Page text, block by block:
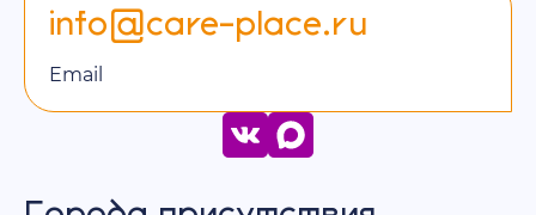
info@care-place.ru
Email